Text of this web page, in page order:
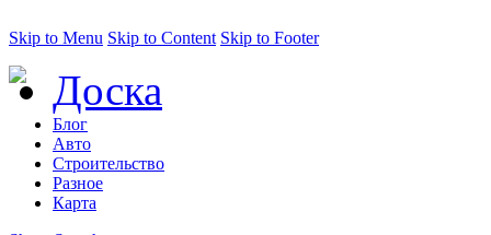
Skip to Menu Skip to Content Skip to Footer
Доска
Блог
Авто
Строительство
Разное
Карта